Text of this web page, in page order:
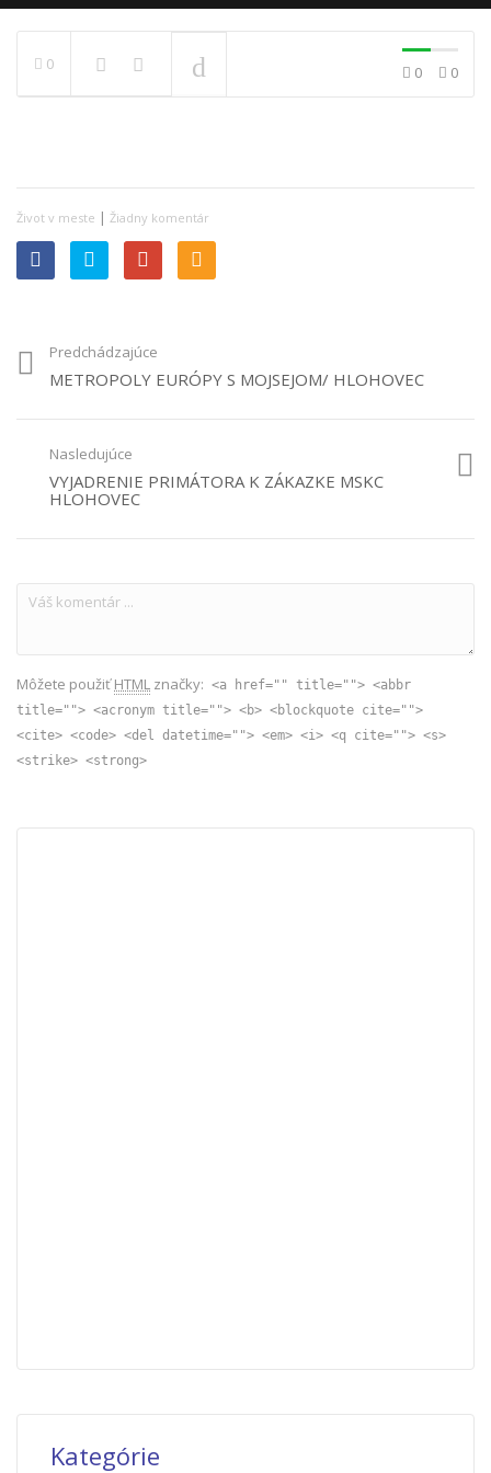
PRÁVE SA PREHRÁVA
0 0 0
Život v meste | Žiadny komentár
Predchádzajúce
METROPOLY EURÓPY S MOJSEJOM/ HLOHOVEC
Nasledujúce
VYJADRENIE PRIMÁTORA K ZÁKAZKE MSKC
HLOHOVEC
Môžete použiťHTML značky: <a href="" title=""> <abbr
title=""> <acronym title=""> <b> <blockquote cite="">
<cite> <code> <del datetime=""> <em> <i> <q cite=""> <s>
<strike> <strong>
Kategórie